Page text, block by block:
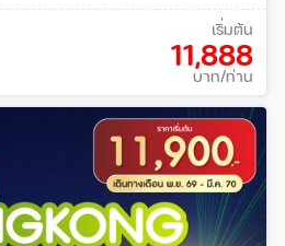
เริ่มต้น
11,888
บาท/ท่าน